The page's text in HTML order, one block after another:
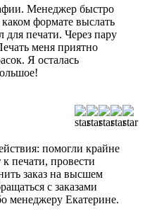
Менеджер быстро
формате выслать
для печати. Через пару
меня приятно
Я осталась
помогли крайне
печати, провести
заказ на высшем
с заказами
менеджеру Екатерине.